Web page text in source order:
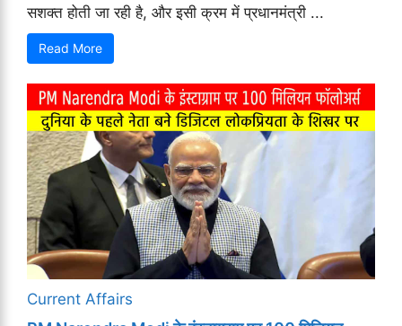
सशक्त होती जा रही है, और इसी क्रम में प्रधानमंत्री ...
Read More
Current Affairs